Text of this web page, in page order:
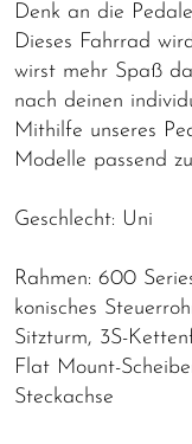
Denk an die Pedale
Dieses Fahrrad
wirst mehr Spaß
nach deinen
Mithilfe unseres
Modelle passend
Geschlecht: Uni
Rahmen: 600
konisches
Sitzturm, 3S-
Flat Mount-
Steckachse